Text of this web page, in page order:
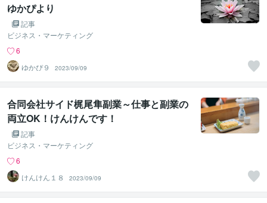
ゆかぴより
記事
ビジネス・マーケティング
6
ゆかぴ９
2023/09/09
合同会社サイド梶尾隼副業～仕事と副業の
両立OK！けんけんです！
記事
ビジネス・マーケティング
6
けんけん１８
2023/09/09